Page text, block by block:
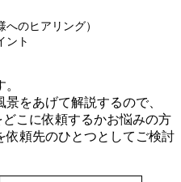
へのヒアリング）
ント
をあげて解説するので、
こに依頼するかお悩みの方
依頼先のひとつとしてご検討